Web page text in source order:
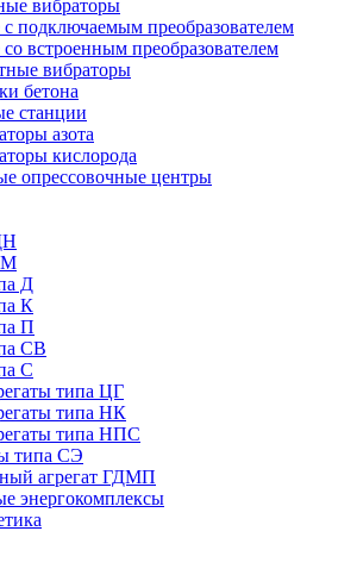
вибраторы
подключаемым преобразователем
встроенным преобразователем
вибраторы
бетона
станции
азота
кислорода
опрессовочные центры
Д
К
П
СВ
С
типа ЦГ
типа НК
типа НПС
типа СЭ
агрегат ГДМП
энергокомплексы